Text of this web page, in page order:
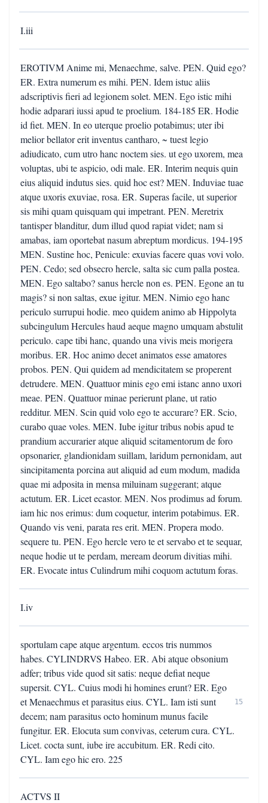
I.iii
EROTIVM Anime mi, Menaechme, salve. PEN. Quid ego?
ER. Extra numerum es mihi. PEN. Idem istuc aliis
adscriptivis fieri ad legionem solet. MEN. Ego istic mihi
hodie adparari iussi apud te proelium. 184-185 ER. Hodie
id fiet. MEN. In eo uterque proelio potabimus; uter ibi
melior bellator erit inventus cantharo, ~ tuest legio
adiudicato, cum utro hanc noctem sies. ut ego uxorem, mea
voluptas, ubi te aspicio, odi male. ER. Interim nequis quin
eius aliquid indutus sies. quid hoc est? MEN. Induviae tuae
atque uxoris exuviae, rosa. ER. Superas facile, ut superior
sis mihi quam quisquam qui impetrant. PEN. Meretrix
tantisper blanditur, dum illud quod rapiat videt; nam si
amabas, iam oportebat nasum abreptum mordicus. 194-195
MEN. Sustine hoc, Penicule: exuvias facere quas vovi volo.
PEN. Cedo; sed obsecro hercle, salta sic cum palla postea.
MEN. Ego saltabo? sanus hercle non es. PEN. Egone an tu
magis? si non saltas, exue igitur. MEN. Nimio ego hanc
periculo surrupui hodie. meo quidem animo ab Hippolyta
subcingulum Hercules haud aeque magno umquam abstulit
periculo. cape tibi hanc, quando una vivis meis morigera
moribus. ER. Hoc animo decet animatos esse amatores
probos. PEN. Qui quidem ad mendicitatem se properent
detrudere. MEN. Quattuor minis ego emi istanc anno uxori
meae. PEN. Quattuor minae perierunt plane, ut ratio
redditur. MEN. Scin quid volo ego te accurare? ER. Scio,
curabo quae voles. MEN. Iube igitur tribus nobis apud te
prandium accurarier atque aliquid scitamentorum de foro
opsonarier, glandionidam suillam, laridum pernonidam, aut
sincipitamenta porcina aut aliquid ad eum modum, madida
quae mi adposita in mensa miluinam suggerant; atque
actutum. ER. Licet ecastor. MEN. Nos prodimus ad forum.
iam hic nos erimus: dum coquetur, interim potabimus. ER.
Quando vis veni, parata res erit. MEN. Propera modo.
sequere tu. PEN. Ego hercle vero te et servabo et te sequar,
neque hodie ut te perdam, meream deorum divitias mihi.
ER. Evocate intus Culindrum mihi coquom actutum foras.
I.iv
sportulam cape atque argentum. eccos tris nummos
habes. CYLINDRVS Habeo. ER. Abi atque obsonium
adfer; tribus vide quod sit satis: neque defiat neque
supersit. CYL. Cuius modi hi homines erunt? ER. Ego
et Menaechmus et parasitus eius. CYL. Iam isti sunt
decem; nam parasitus octo hominum munus facile
fungitur. ER. Elocuta sum convivas, ceterum cura. CYL.
Licet. cocta sunt, iube ire accubitum. ER. Redi cito.
CYL. Iam ego hic ero. 225
15
ACTVS II